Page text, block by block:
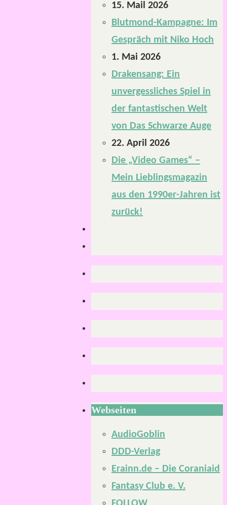
15. Mail 2026
Blutmond-Kampagne: Im
Gespräch mit Niko Hoch
1. Mai 2026
Drakensang: Ein
unvergessliches Spiel in
der fantastischen Welt
von Das Schwarze Auge
22. April 2026
Die „Video Games“ –
Mein Lieblingsmagazin
aus den 1990er-Jahren ist
zurück!
Webseiten
AudioGoblin
DDD-Verlag
Erainn.de – Die Coraniaid
Fantasy Club e. V.